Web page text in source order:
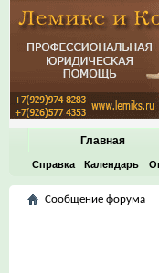
Главная
Справка Календарь
Сообщение форума